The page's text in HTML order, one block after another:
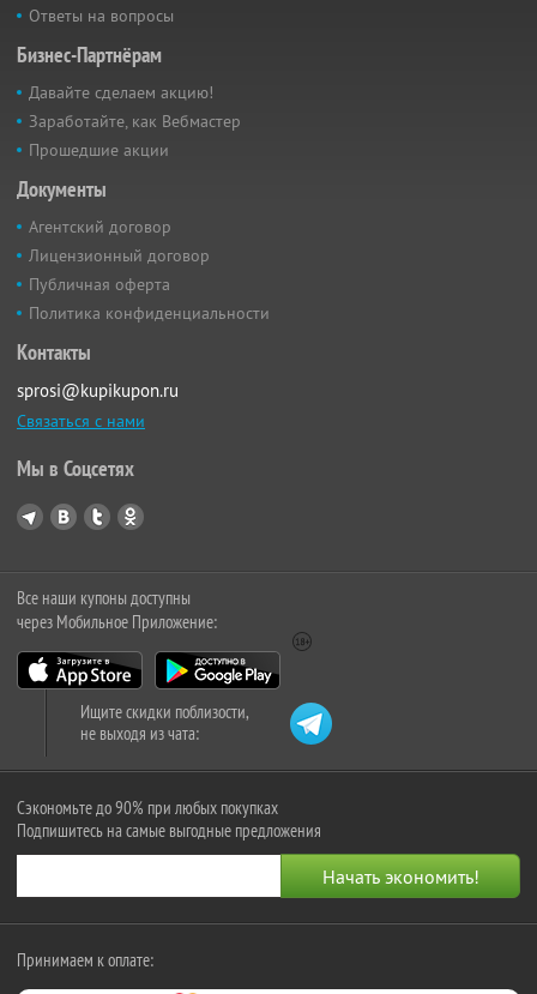
Ответы на вопросы
Бизнес-Партнёрам
Давайте сделаем акцию!
Заработайте, как Вебмастер
Прошедшие акции
Документы
Агентский договор
Лицензионный договор
Публичная оферта
Политика конфиденциальности
Контакты
sprosi@kupikupon.ru
Связаться с нами
Мы в Соцсетях
Все наши купоны доступны
через Мобильное Приложение:
Ищите скидки поблизости,
не выходя из чата:
Сэкономьте до 90% при любых покупках
Подпишитесь на самые выгодные предложения
Принимаем к оплате: